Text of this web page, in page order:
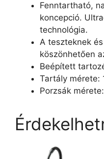
Fenntartható,
koncepció.
technológia.
A teszteknek
köszönhetően
Beépített
Tartály mérete:
Porzsák